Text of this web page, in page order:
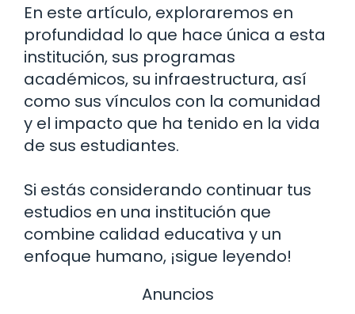
En este artículo, exploraremos en
profundidad lo que hace única a esta
institución, sus programas
académicos, su infraestructura, así
como sus vínculos con la comunidad
y el impacto que ha tenido en la vida
de sus estudiantes.
Si estás considerando continuar tus
estudios en una institución que
combine calidad educativa y un
enfoque humano, ¡sigue leyendo!
Anuncios